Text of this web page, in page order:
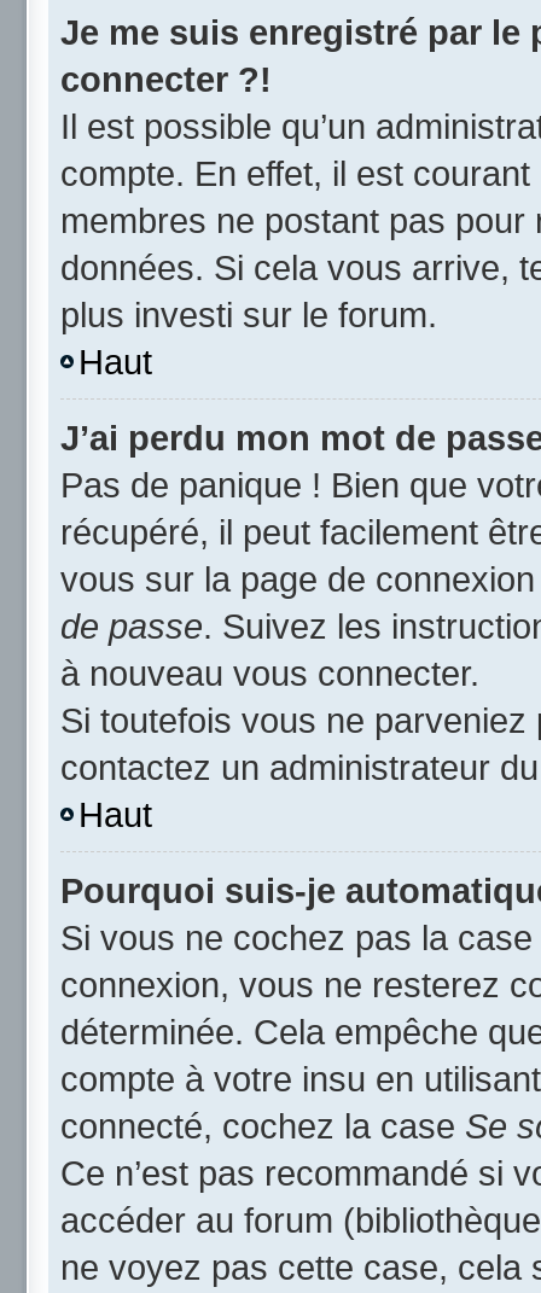
Je me suis enregistré par le
connecter ?!
Il est possible qu’un
compte. En effet, il est
membres ne postant pas
données. Si cela vous arrive,
plus investi sur le forum.
Haut
J’ai perdu mon mot de
Pas de panique ! Bien que
récupéré, il peut facilement
vous sur la page de
de passe. Suivez les
à nouveau vous connecter.
Si toutefois vous ne
contactez un administrateur
Haut
Pourquoi suis-je
Si vous ne cochez pas la case
connexion, vous ne resterez
déterminée. Cela empêche
compte à votre insu en
connecté, cochez la case Se
Ce n’est pas recommandé si
accéder au forum
ne voyez pas cette case, cela